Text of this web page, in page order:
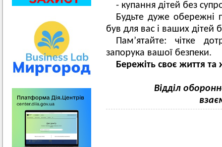
- купання дітей без
Будьте дуже обережні
був для вас і ваших дітей
Пам’ятайте: чітке
запорука вашої безпеки.
Бережіть своє життя та
Відділ